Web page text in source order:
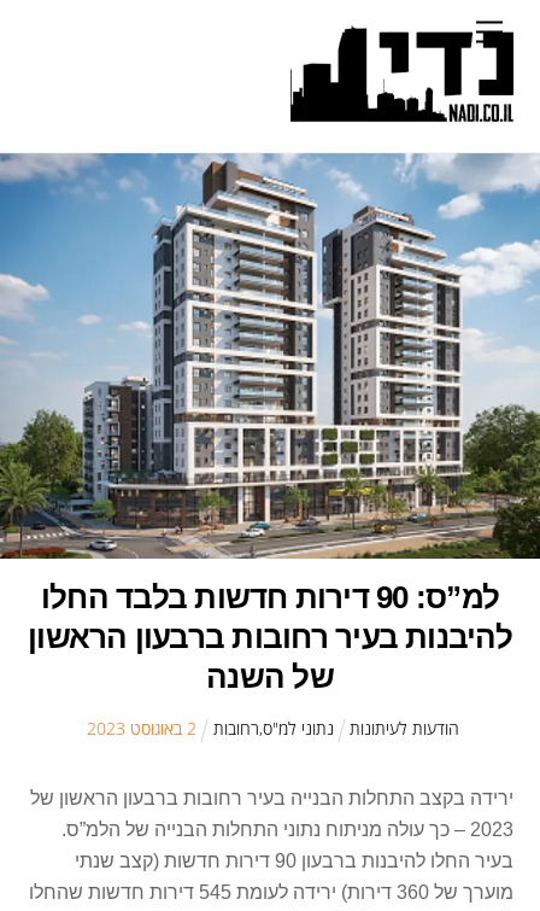
content
Menu
למ”ס: 90 דירות חדשות בלבד החלו
להיבנות בעיר רחובות ברבעון הראשון
של השנה
הודעות לעיתונות נתוני למ"ס,רחובות 2 באוגוסט 2023
ירידה בקצב התחלות הבנייה בעיר רחובות ברבעון הראשון של
2023 – כך עולה מניתוח נתוני התחלות הבנייה של הלמ”ס.
בעיר החלו להיבנות ברבעון 90 דירות חדשות (קצב שנתי
מוערך של 360 דירות) ירידה לעומת 545 דירות חדשות שהחלו